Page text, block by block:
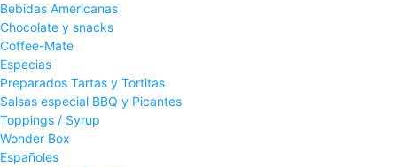
Bebidas Americanas
Chocolate y snacks
Coffee-Mate
Especias
Preparados Tartas y Tortitas
Salsas especial BBQ y Picantes
Toppings / Syrup
Wonder Box
Españoles